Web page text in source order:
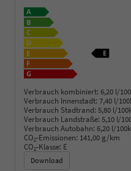
Verbrauch kombiniert: 6,20 l/
Verbrauch Innenstadt: 7,40 l/
Verbrauch Stadtrand: 5,80 l/
Verbrauch Landstraße: 5,10 l/
Verbrauch Autobahn: 6,20 l/
CO2-Emissionen: 141,00 g/km
CO2-Klasse: E
Download